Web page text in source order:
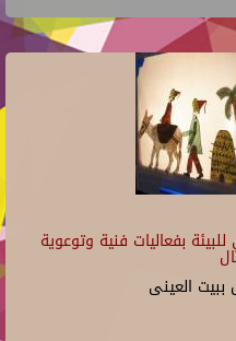
بفعاليات فنية وتوعوية
ببيت العينى